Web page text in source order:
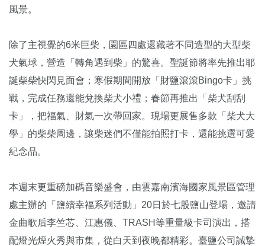
風景。
除了主視覺的6米巨柴，園區四處還藏著不同造型的大型柴
犬氣球，營造「轉角遇到柴」的驚喜。聖誕節將率先推出耶
誕柴柴快閃見面會；寒假期間開放「財鹽滾滾Bingo卡」挑
戰，完成任務還能兌換柴犬小禮；春節再推出「柴犬刮刮
卡」，把福氣、財氣一次帶回家。現場更展售多款「柴犬大
學」的柴柴周邊，讓柴迷們不僅能拍照打卡，還能挑選可愛
紀念品。
本週末更重磅加碼音樂盛會，由雲嘉南濱海國家風景區管理
處主辦的「鹽續幸福系列活動」20日於七股鹽山登場，邀請
金曲歌后李竺芯、江惠儀、TRASH等重量級卡司演出，搭
配燈光煙火秀與市集，從白天到夜晚都精彩。臺鹽公司誠摯